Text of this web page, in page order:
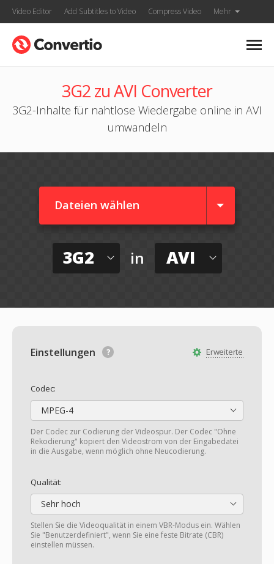
Video Editor Add Subtitles to Video Compress Video Mehr
3G2 zu AVI Converter
3G2-Inhalte für nahtlose Wiedergabe online in AVI
umwandeln
Dateien wählen
3G2 in AVI
Erweiterte
Einstellungen
Codec:
MPEG-4
Der Codec zur Codierung der Videospur. Der Codec "Ohne
Rekodierung" kopiert den Videostrom von der Eingabedatei
in die Ausgabe, wenn möglich ohne Neucodierung.
Qualität:
Sehr hoch
Stellen Sie die Videoqualität in einem VBR-Modus ein. Wählen
Sie "Benutzerdefiniert", wenn Sie eine feste Bitrate (CBR)
einstellen müssen.